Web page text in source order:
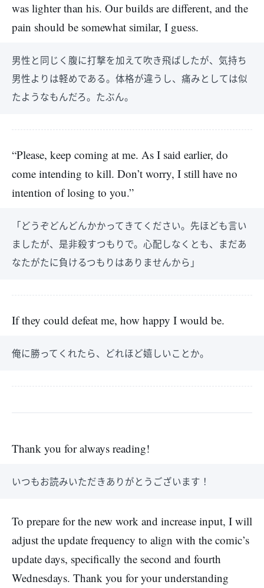
was lighter than his. Our builds are different, and the
pain should be somewhat similar, I guess.
男性と同じく腹に打撃を加えて吹き飛ばしたが、気持ち
男性よりは軽めである。体格が違うし、痛みとしては似
たようなもんだろ。たぶん。
“Please, keep coming at me. As I said earlier, do
come intending to kill. Don’t worry, I still have no
intention of losing to you.”
「どうぞどんどんかかってきてください。先ほども言い
ましたが、是非殺すつもりで。心配しなくとも、まだあ
なたがたに負けるつもりはありませんから」
If they could defeat me, how happy I would be.
俺に勝ってくれたら、どれほど嬉しいことか。
Thank you for always reading!
いつもお読みいただきありがとうございます！
To prepare for the new work and increase input, I will
adjust the update frequency to align with the comic’s
update days, specifically the second and fourth
Wednesdays. Thank you for your understanding